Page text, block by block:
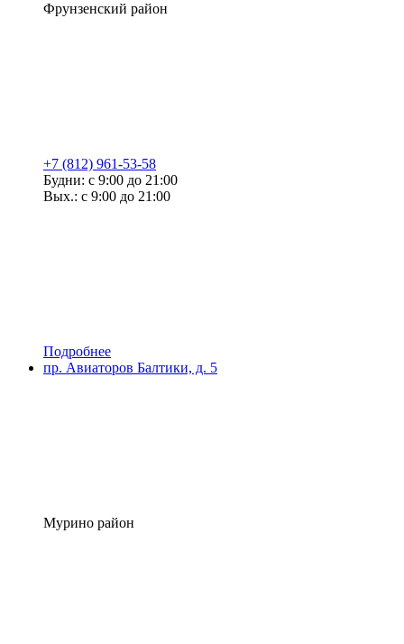
Фрунзенский район
+7 (812) 961-53-58
Будни: с 9:00 до 21:00
Вых.: с 9:00 до 21:00
Подробнее
пр. Авиаторов Балтики, д. 5
Мурино район